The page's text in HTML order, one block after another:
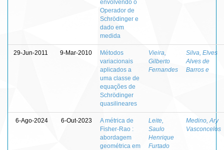
envolvendo o
Operador de
Schrödinger e
dado em
medida
29-Jun-2011 9-Mar-2010
Métodos
variacionais
aplicados a
uma classe de
equações de
Schrödinger
quasilineares
Vieira,
Gilberto
Fernandes
Silva, Elves
Alves de
Barros e
6-Ago-2024 6-Out-2023
A métrica de
Fisher-Rao :
abordagem
geométrica em
Leite,
Saulo
Henrique
Furtado
Medino, Ary
Vasconcelos